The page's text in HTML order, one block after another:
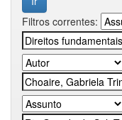
Filtros correntes: